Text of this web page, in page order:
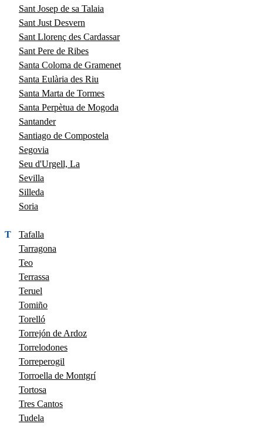
Sant Josep de sa Talaia
Sant Just Desvern
Sant Llorenç des Cardassar
Sant Pere de Ribes
Santa Coloma de Gramenet
Santa Eulària des Riu
Santa Marta de Tormes
Santa Perpètua de Mogoda
Santander
Santiago de Compostela
Segovia
Seu d'Urgell, La
Sevilla
Silleda
Soria
T
Tafalla
Tarragona
Teo
Terrassa
Teruel
Tomiño
Torelló
Torrejón de Ardoz
Torrelodones
Torreperogil
Torroella de Montgrí
Tortosa
Tres Cantos
Tudela